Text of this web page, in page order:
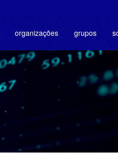
organizações grupos